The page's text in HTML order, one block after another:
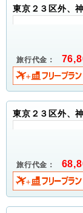
東京２３区外、
旅行代金：
東京２３区外、
旅行代金：